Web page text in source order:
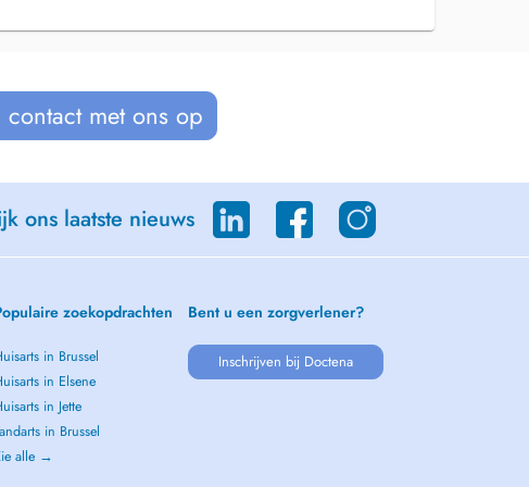
contact met ons op
ons laatste nieuws
zoekopdrachten
in Brussel
in Elsene
in Jette
in Brussel
alle →
Bent u een zorgverlener?
Inschrijven bij Doctena